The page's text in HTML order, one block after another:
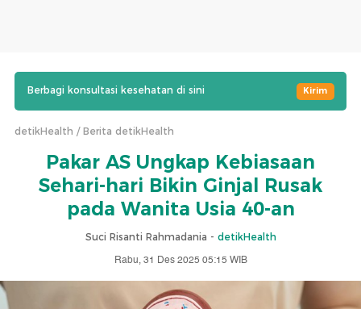
Berbagi konsultasi kesehatan di sini Kirim
detikHealth Berita detikHealth
Pakar AS Ungkap Kebiasaan
Sehari-hari Bikin Ginjal Rusak
pada Wanita Usia 40-an
Suci Risanti Rahmadania - detikHealth
Rabu, 31 Des 2025 05:15 WIB